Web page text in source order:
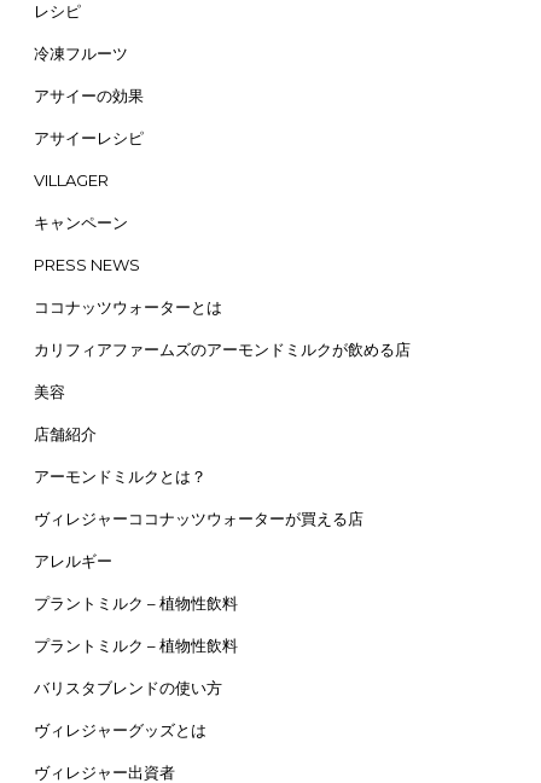
レシピ
冷凍フルーツ
アサイーの効果
アサイーレシピ
VILLAGER
キャンペーン
PRESS NEWS
ココナッツウォーターとは
カリフィアファームズのアーモンドミルクが飲める店
美容
店舗紹介
アーモンドミルクとは？
ヴィレジャーココナッツウォーターが買える店
アレルギー
プラントミルク – 植物性飲料
プラントミルク – 植物性飲料
バリスタブレンドの使い方
ヴィレジャーグッズとは
ヴィレジャー出資者